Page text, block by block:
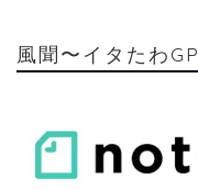
風聞〜イタたわGP